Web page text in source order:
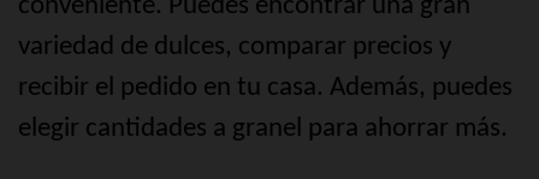
conveniente. Puedes encontrar una gran
variedad de dulces, comparar precios y
recibir el pedido en tu casa. Además, puedes
elegir cantidades a granel para ahorrar más.